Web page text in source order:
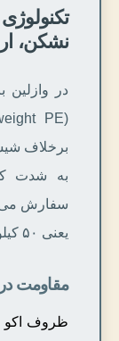
نشکن،
در وازلین
برخلاف
به شدت
یعنی ۵۰ کیلوگرم بار کمتر و هزینه حمل ارزان‌تر!
مقاومت در
ظروف اکو